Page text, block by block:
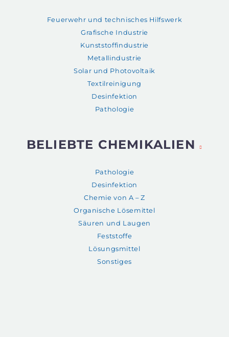
Feuerwehr und technisches Hilfswerk
Grafische Industrie
Kunststoffindustrie
Metallindustrie
Solar und Photovoltaik
Textilreinigung
Desinfektion
Pathologie
BELIEBTE CHEMIKALIEN
Pathologie
Desinfektion
Chemie von A – Z
Organische Lösemittel
Säuren und Laugen
Feststoffe
Lösungsmittel
Sonstiges